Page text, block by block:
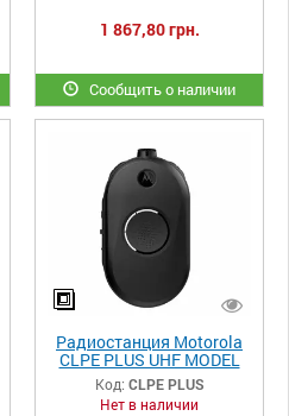
1 867,80 грн.
Сообщить о наличии
Радиостанция Motorola
CLPE PLUS UHF MODEL
EMEA
Код: CLPE PLUS
Нет в наличии